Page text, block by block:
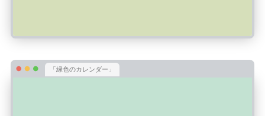
「緑色のカレンダー」